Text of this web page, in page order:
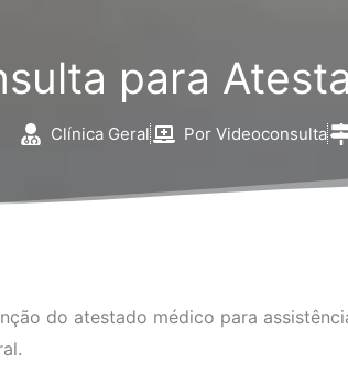
para
Clínica Geral Por Videoconsulta
do atestado médico para